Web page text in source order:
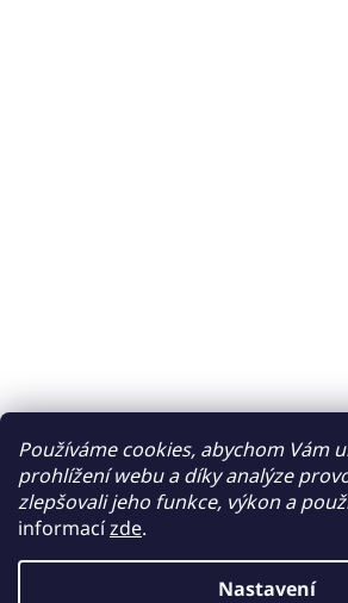
Používáme cookies, abychom Vám
prohlížení webu a díky analýze
zlepšovali jeho funkce, výkon a
informacízde.
Nastavení